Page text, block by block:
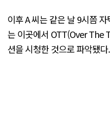
이후 A 씨는 같은 날 9시쯤
는 이곳에서 OTT(Over The
션을 시청한 것으로 파악됐다.